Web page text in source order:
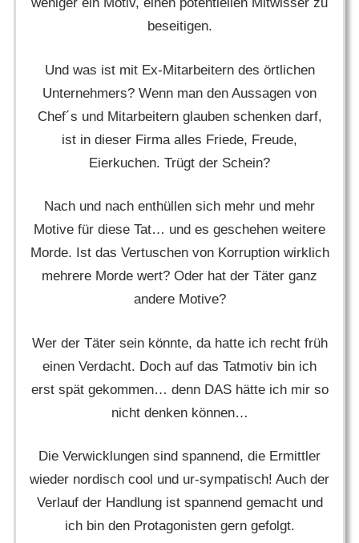
beseitigen.
Und was ist mit Ex-Mitarbeitern des örtlichen
Unternehmers? Wenn man den Aussagen von
Chef´s und Mitarbeitern glauben schenken darf,
ist in dieser Firma alles Friede, Freude,
Eierkuchen. Trügt der Schein?
Nach und nach enthüllen sich mehr und mehr
Motive für diese Tat… und es geschehen weitere
Morde. Ist das Vertuschen von Korruption wirklich
mehrere Morde wert? Oder hat der Täter ganz
andere Motive?
Wer der Täter sein könnte, da hatte ich recht früh
einen Verdacht. Doch auf das Tatmotiv bin ich
erst spät gekommen… denn DAS hätte ich mir so
nicht denken können…
Die Verwicklungen sind spannend, die Ermittler
wieder nordisch cool und ur-sympatisch! Auch der
Verlauf der Handlung ist spannend gemacht und
ich bin den Protagonisten gern gefolgt.